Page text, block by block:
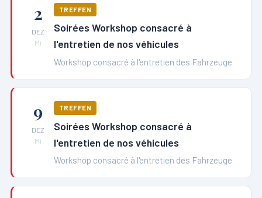
2
DEZ
Mi
TREFFEN
Soirées Workshop consacré à
l'entretien de nos véhicules
Workshop consacré à l'entretien des Fahrzeuge
9
DEZ
Mi
TREFFEN
Soirées Workshop consacré à
l'entretien de nos véhicules
Workshop consacré à l'entretien des Fahrzeuge